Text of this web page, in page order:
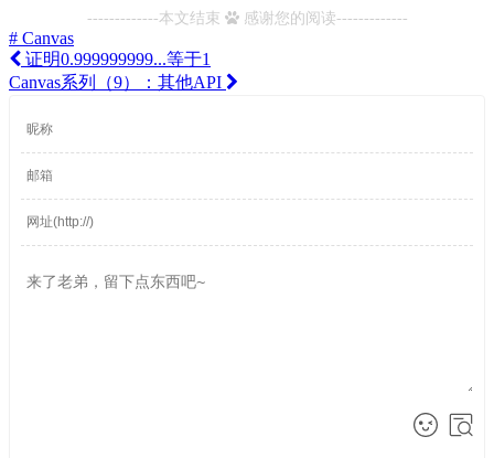
-------------本文结束 感谢您的阅读-------------
# Canvas
证明0.999999999...等于1
Canvas系列（9）：其他API